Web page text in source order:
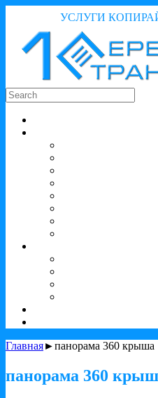
УСЛУГИ
Главная►панорама 360 крыша
панорама 360